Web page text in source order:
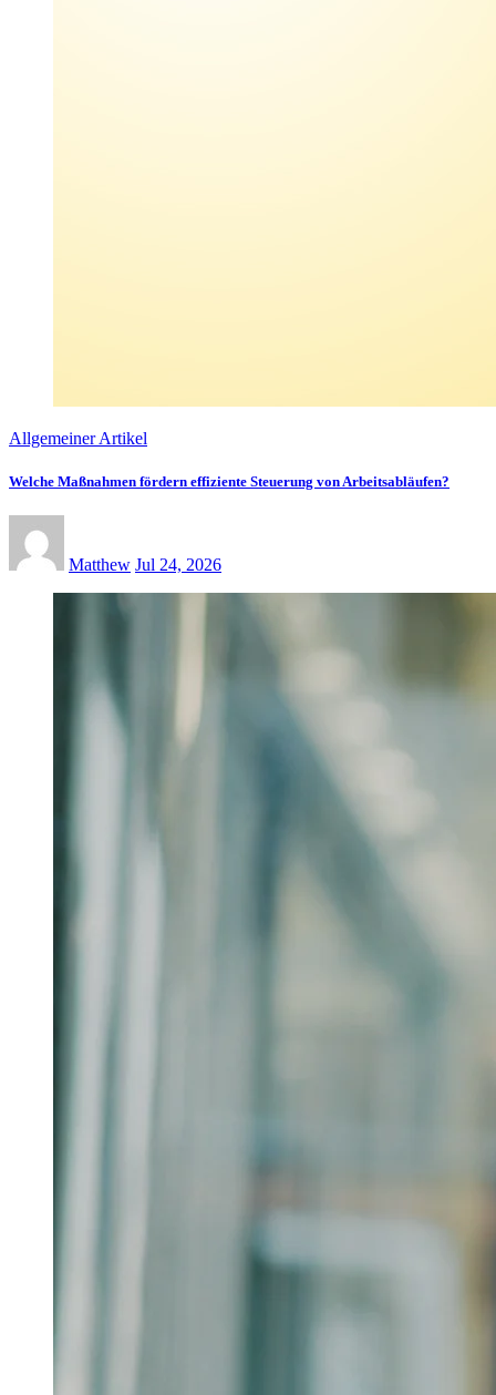
Allgemeiner Artikel
Welche Maßnahmen fördern effiziente Steuerung von Arbeitsabläufen?
Matthew Jul 24, 2026